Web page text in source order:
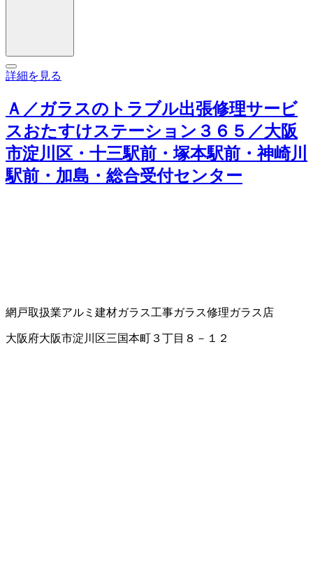
詳細を見る
Ａ／ガラスのトラブル出張修理サービ
スおたすけステーション３６５／大阪
市淀川区・十三駅前・塚本駅前・神崎川
駅前・加島・総合受付センター
網戸取扱業アルミ建材ガラス工事ガラス修理ガラス店
大阪府大阪市淀川区三国本町３丁目８－１２